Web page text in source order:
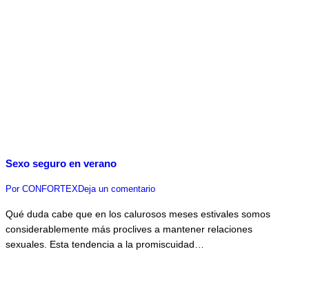
Sexo seguro en verano
Por CONFORTEXDeja un comentario
Qué duda cabe que en los calurosos meses estivales somos
considerablemente más proclives a mantener relaciones
sexuales. Esta tendencia a la promiscuidad…